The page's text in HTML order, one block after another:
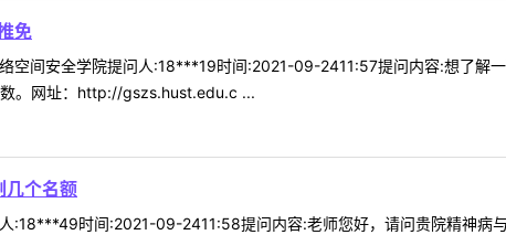
免
空间安全学院提问人:18***19时间:2021-09-2411:57提问内容:想了解
。网址：http://gszs.hust.edu.c ...
几个名额
:18***49时间:2021-09-2411:58提问内容:老师您好，请问贵院精神病